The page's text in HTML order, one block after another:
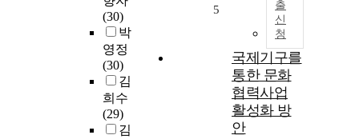
(30)
박
영정
(30)
김
희수
(29)
김
출
신
청
5
국제기구를
통한 문화
협력사업
활성화 방
안